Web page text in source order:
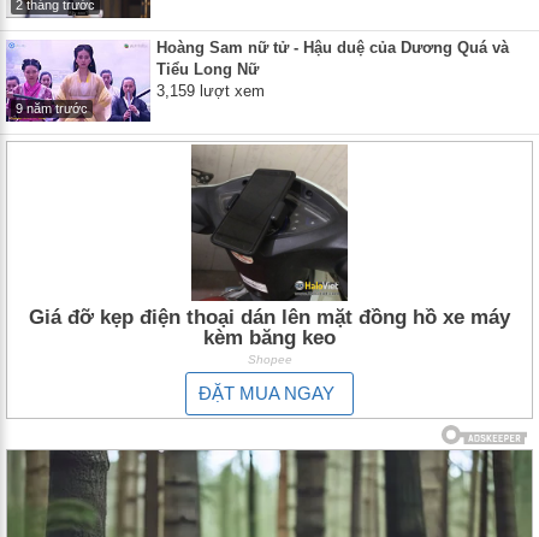
2 tháng trước
9 năm trước
Hoàng Sam nữ tử - Hậu duệ của Dương Quá và
Tiểu Long Nữ
3,159 lượt xem
Giá đỡ kẹp điện thoại dán lên mặt đồng hồ xe máy
kèm băng keo
Shopee
ĐẶT MUA NGAY